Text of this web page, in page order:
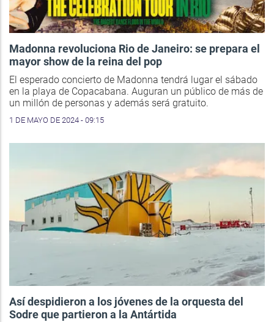
Madonna revoluciona Rio de Janeiro: se prepara el
mayor show de la reina del pop
El esperado concierto de Madonna tendrá lugar el sábado
en la playa de Copacabana. Auguran un público de más de
un millón de personas y además será gratuito.
1 DE MAYO DE 2024 - 09:15
Así despidieron a los jóvenes de la orquesta del
Sodre que partieron a la Antártida